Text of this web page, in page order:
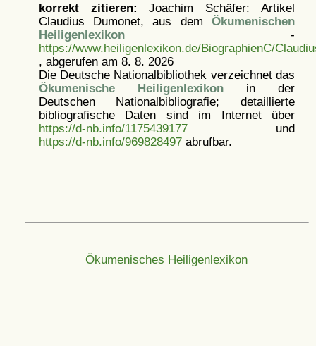
korrekt zitieren: Joachim Schäfer: Artikel
Claudius Dumonet, aus dem Ökumenischen
Heiligenlexikon-
https://www.heiligenlexikon.de/BiographienC/
, abgerufen am 8. 8. 2026
Die Deutsche Nationalbibliothek verzeichnet das
Ökumenische Heiligenlexikonin der
Deutschen Nationalbibliografie; detaillierte
bibliografische Daten sind im Internet über
https://d-nb.info/1175439177und
https://d-nb.info/969828497abrufbar.
Ökumenisches Heiligenlexikon